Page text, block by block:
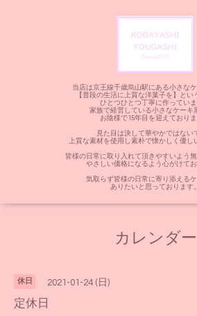
当店は京王線千歳烏山駅にある小さなケ
【普段の生活に上質な洋菓子を】とい
ひとつひとつ丁寧に作っていま
家族で経営している小さなケーキ
お陰様で15年目を迎えておりま
見た目は決して華やかではない
上質な素材を使用し素朴で懐かしく優し
皆様の日常に取り入れて頂きやすいよう
やさしい価格になるよう心がけてお
気取らず皆様の日常に寄り添える
ありたいと思っております。
カレンダー
休日 2021-01-24 (日)
定休日